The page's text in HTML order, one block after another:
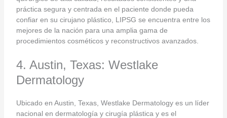
práctica segura y centrada en el paciente donde pueda
confiar en su cirujano plástico, LIPSG se encuentra entre los
mejores de la nación para una amplia gama de
procedimientos cosméticos y reconstructivos avanzados.
4. Austin, Texas: Westlake
Dermatology
Ubicado en Austin, Texas, Westlake Dermatology es un líder
nacional en dermatología y cirugía plástica y es el